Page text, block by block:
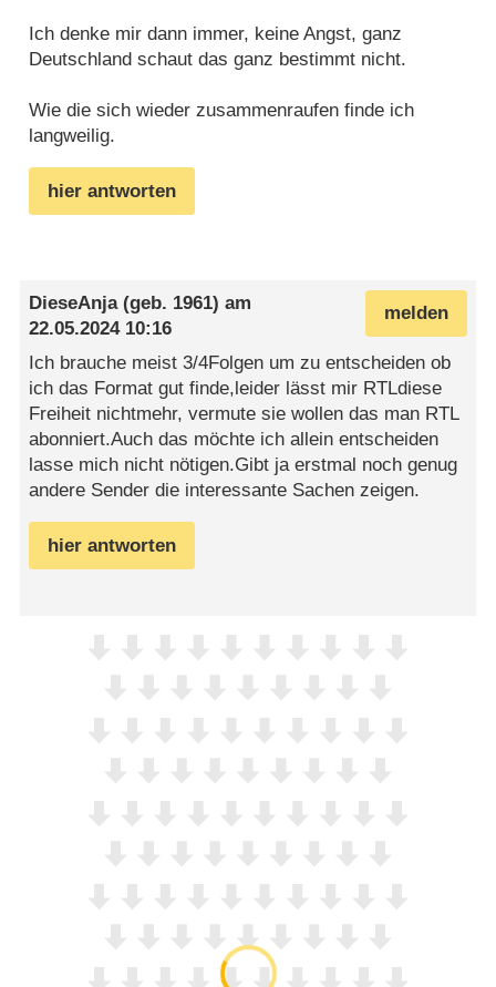
Ich denke mir dann immer, keine Angst, ganz
Deutschland schaut das ganz bestimmt nicht.
Wie die sich wieder zusammenraufen finde ich
langweilig.
hier antworten
melden
DieseAnja(geb. 1961) am
22.05.2024 10:16
Ich brauche meist 3/4Folgen um zu entscheiden ob
ich das Format gut finde,leider lässt mir RTLdiese
Freiheit nichtmehr, vermute sie wollen das man RTL
abonniert.Auch das möchte ich allein entscheiden
lasse mich nicht nötigen.Gibt ja erstmal noch genug
andere Sender die interessante Sachen zeigen.
hier antworten